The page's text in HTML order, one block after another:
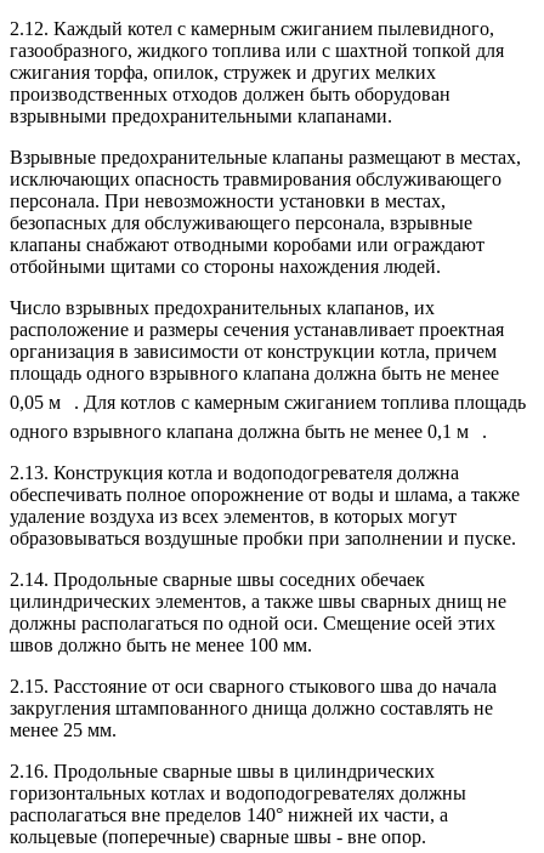
2.12. Каждый котел с камерным сжиганием пылевидного,
газообразного, жидкого топлива или с шахтной топкой для
сжигания торфа, опилок, стружек и других мелких
производственных отходов должен быть оборудован
взрывными предохранительными клапанами.
Взрывные предохранительные клапаны размещают в местах,
исключающих опасность травмирования обслуживающего
персонала. При невозможности установки в местах,
безопасных для обслуживающего персонала, взрывные
клапаны снабжают отводными коробами или ограждают
отбойными щитами со стороны нахождения людей.
Число взрывных предохранительных клапанов, их
расположение и размеры сечения устанавливает проектная
организация в зависимости от конструкции котла, причем
площадь одного взрывного клапана должна быть не менее
0,05 м
. Для котлов с камерным сжиганием топлива площадь
одного взрывного клапана должна быть не менее 0,1 м
.
2.13. Конструкция котла и водоподогревателя должна
обеспечивать полное опорожнение от воды и шлама, а также
удаление воздуха из всех элементов, в которых могут
образовываться воздушные пробки при заполнении и пуске.
2.14. Продольные сварные швы соседних обечаек
цилиндрических элементов, а также швы сварных днищ не
должны располагаться по одной оси. Смещение осей этих
швов должно быть не менее 100 мм.
2.15. Расстояние от оси сварного стыкового шва до начала
закругления штампованного днища должно составлять не
менее 25 мм.
2.16. Продольные сварные швы в цилиндрических
горизонтальных котлах и водоподогревателях должны
располагаться вне пределов 140° нижней их части, а
кольцевые (поперечные) сварные швы - вне опор.